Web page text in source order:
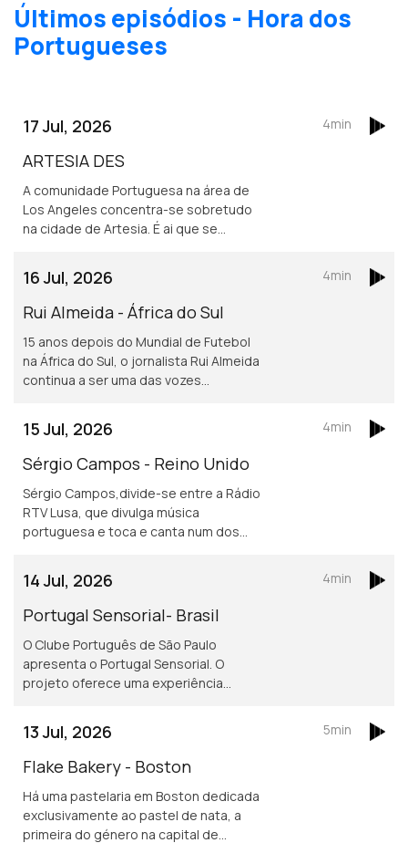
Últimos episódios - Hora dos
Portugueses
17 Jul, 2026
ARTESIA DES
A comunidade Portuguesa na área de
Los Angeles concentra-se sobretudo
na cidade de Artesia. É ai que se
Portugueses nos Estados Unidos.
4min
16 Jul, 2026
Rui Almeida - África do Sul
15 anos depois do Mundial de Futebol
na África do Sul, o jornalista Rui Almeida
continua a ser uma das vozes
lusofonia.
4min
15 Jul, 2026
Sérgio Campos - Reino Unido
Sérgio Campos,divide-se entre a Rádio
RTV Lusa, que divulga música
portuguesa e toca e canta num dos
4min
14 Jul, 2026
Portugal Sensorial- Brasil
O Clube Português de São Paulo
apresenta o Portugal Sensorial. O
projeto oferece uma experiência
e um show audiovisual tecnológico.
4min
13 Jul, 2026
Flake Bakery - Boston
Há uma pastelaria em Boston dedicada
exclusivamente ao pastel de nata, a
primeira do género na capital de
5min